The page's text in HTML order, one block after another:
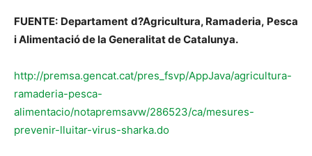
FUENTE: Departament d?Agricultura, Ramaderia, Pesca
i Alimentacióde la Generalitat de Catalunya.
http://premsa.gencat.cat/pres_fsvp/AppJava/agricultura-
ramaderia-pesca-
alimentacio/notapremsavw/286523/ca/mesures-
prevenir-lluitar-virus-sharka.do